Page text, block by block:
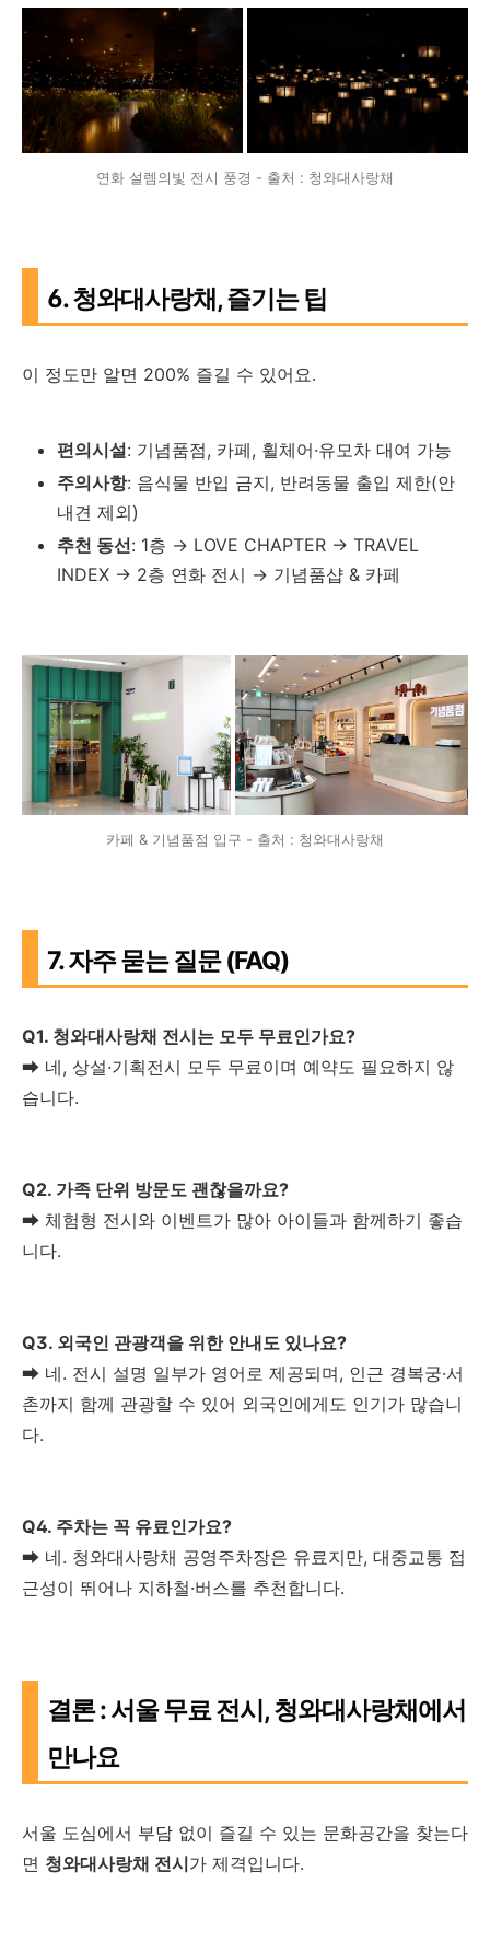
연화 설렘의빛 전시 풍경 - 출처 : 청와대사랑채
6. 청와대사랑채, 즐기는 팁
이 정도만 알면 200% 즐길 수 있어요.
편의시설: 기념품점, 카페, 휠체어·유모차 대여 가능
주의사항: 음식물 반입 금지, 반려동물 출입 제한(안
내견 제외)
추천 동선: 1층 → LOVE CHAPTER → TRAVEL
INDEX → 2층 연화 전시 → 기념품샵 & 카페
카페 & 기념품점 입구 - 출처 : 청와대사랑채
7. 자주 묻는 질문 (FAQ)
Q1. 청와대사랑채 전시는 모두 무료인가요?
➡ 네, 상설·기획전시 모두 무료이며 예약도 필요하지 않
습니다.
Q2. 가족 단위 방문도 괜찮을까요?
➡ 체험형 전시와 이벤트가 많아 아이들과 함께하기 좋습
니다.
Q3. 외국인 관광객을 위한 안내도 있나요?
➡ 네. 전시 설명 일부가 영어로 제공되며, 인근 경복궁·서
촌까지 함께 관광할 수 있어 외국인에게도 인기가 많습니
다.
Q4. 주차는 꼭 유료인가요?
➡ 네. 청와대사랑채 공영주차장은 유료지만, 대중교통 접
근성이 뛰어나 지하철·버스를 추천합니다.
결론 : 서울 무료 전시, 청와대사랑채에서
만나요
서울 도심에서 부담 없이 즐길 수 있는 문화공간을 찾는다
면 청와대사랑채 전시가 제격입니다.